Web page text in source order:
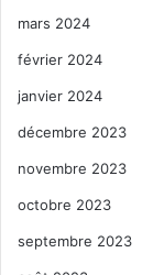
mars 2024
février 2024
janvier 2024
décembre 2023
novembre 2023
octobre 2023
septembre 2023